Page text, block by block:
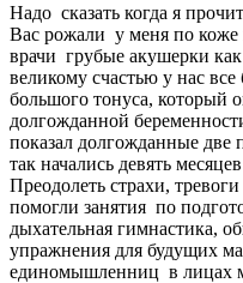
Надо сказать когда я
Вас рожали у меня по
врачи грубые акушерки
великому счастью у нас
большого тонуса, который
долгожданной
показал долгожданные
так начались девять
Преодолеть страхи,
помогли занятия по
дыхательная гимнастика,
упражнения для будущих
единомышленниц в лицах